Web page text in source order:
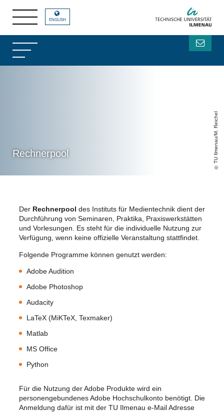
Rechnerpool TU Ilmenau/M. Reichel
ENGLISH
Der Rechnerpool des Instituts für Medientechnik dient der
Durchführung von Seminaren, Praktika, Praxiswerkstätten
und Vorlesungen. Es steht für die individuelle Nutzung zur
Verfügung, wenn keine offizielle Veranstaltung stattfindet.
Folgende Programme können genutzt werden:
Adobe Audition
Adobe Photoshop
Audacity
LaTeX (MiKTeX, Texmaker)
Matlab
MS Office
Python
Für die Nutzung der Adobe Produkte wird ein
personengebundenes Adobe Hochschulkonto benötigt. Die
Anmeldung dafür ist mit der TU Ilmenau e-Mail Adresse